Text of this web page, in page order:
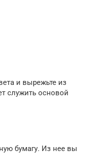
и вырежьте из
служить основой
бумагу. Из нее вы